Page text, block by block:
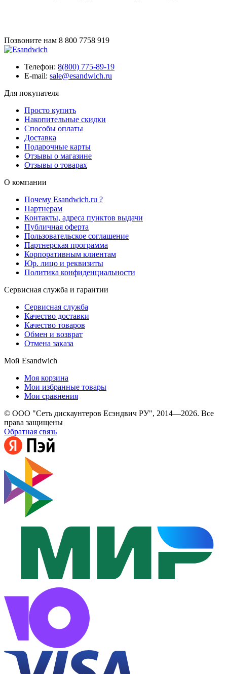
Позвоните нам 8 800 7758 919
Телефон: 8(800) 775-89-19
E-mail: sale@esandwich.ru
Для покупателя
Просто купить
Накопительные скидки
Способы оплаты
Доставка
Подарочные карты
Отзывы о магазине
Отзывы о товарах
О компании
Почему Esandwich.ru ?
Партнерам
Контакты, адреса пунктов выдачи
Публичная оферта
Пользовательское соглашение
Партнерская программа
Корпоративным клиентам
Юр. лицо и реквизиты
Политика конфиденциальности
Сервисная служба и гарантии
Сервисная служба
Качество доставки
Качество товаров
Обмен и возврат
Отмена заказа
Мой Esandwich
Моя корзина
Мои избранные товары
Мои сравнения
© ООО "Сеть дискаунтеров Есэндвич РУ", 2014—2026. Все
права защищены
Обратная связь